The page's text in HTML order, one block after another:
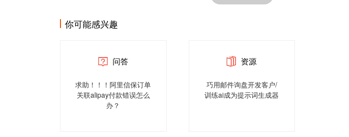
你可能感兴趣
问答
求助！！！阿里信保订单
关联alipay付款错误怎么
办？
资源
巧用邮件询盘开发客户/
训练ai成为提示词生成器